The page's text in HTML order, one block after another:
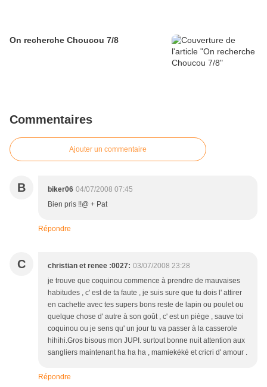
On recherche Choucou 7/8
Commentaires
Ajouter un commentaire
B biker06 04/07/2008 07:45
Bien pris !!@ + Pat
Répondre
C christian et renee :0027: 03/07/2008 23:28
je trouve que coquinou commence à prendre de mauvaises
habitudes , c' est de ta faute , je suis sure que tu dois l' attirer
en cachette avec tes supers bons reste de lapin ou poulet ou
quelque chose d' autre à son goût , c' est un piège , sauve toi
coquinou ou je sens qu' un jour tu va passer à la casserole
hihihi.Gros bisous mon JUPI. surtout bonne nuit attention aux
sangliers maintenant ha ha ha , mamiekéké et cricri d' amour .
Répondre